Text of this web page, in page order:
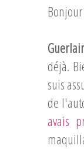
déjà.
suis
de
avais